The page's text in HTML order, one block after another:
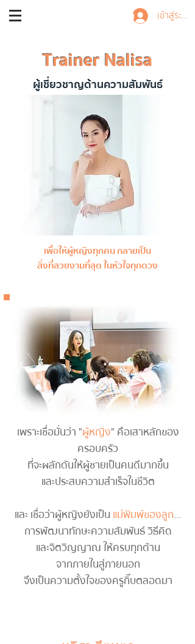
เข้าสู่ระบบ
Trainer Nalisa
Trainer Nalisa
ผู้เชี่ยวชาญด้านความสัมพันธ์
เพื่อให้ผู้หญิงทุกคน กลายเป็น
สิ่งที่สวยงามที่สุดในหัวใจทุกดวง
เพราะเชื่อมั่นว่า "ผู้หญิง" คือเสาหลักของ
ครอบครัว
ที่จะผลักดันให้ผู้ชายเป็นคนดีมากขึ้น
และประสบความสำเร็จในชีวิต
และ เชื่อว่าผู้หญิงยังเป็น แม่พิมพ์ของลูก...​
การพัฒนาทักษะความสัมพันธ์ วิธีคิด
และจิตวิญญาณ ให้ครบทุกด้าน
จากภายในสู่ภายนอก
จึงเป็นความตั้งใจของครูกิ๊บตลอดมา